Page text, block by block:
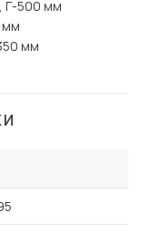
Г-500 мм
мм
мм